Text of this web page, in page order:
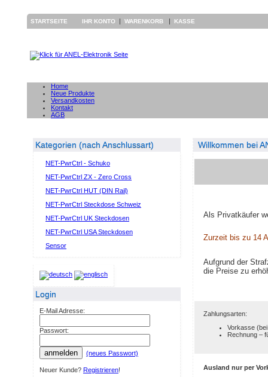
STARTSEITE IHR KONTO | WARENKORB | KASSE
Home
Neue Produkte
Versandkosten
Kontakt
AGB
Kategorien (nach Anschlussart)
NET-PwrCtrl - Schuko
NET-PwrCtrl ZX - Zero Cross
NET-PwrCtrl HUT (DIN Rail)
NET-PwrCtrl Steckdose Schweiz
NET-PwrCtrl UK Steckdosen
NET-PwrCtrl USA Steckdosen
Sensor
Login
E-Mail Adresse:
Passwort:
anmelden (neues Passwort)
Neuer Kunde? Registrieren!
Willkommen bei
Als Privatkäufer
Zurzeit bis zu 14
Aufgrund der
die Preise zu
Zahlungsarten:
Vorkasse
Rechnung –
Ausland nur per